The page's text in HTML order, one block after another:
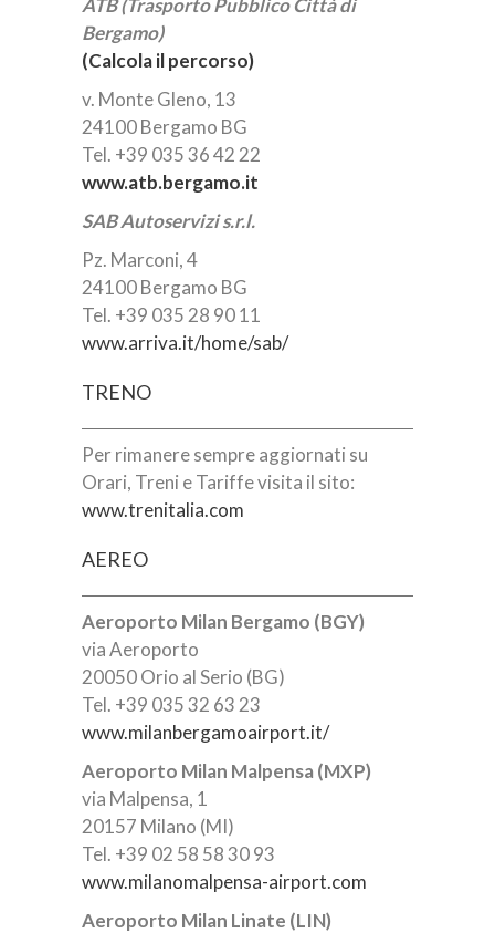
ATB (Trasporto Pubblico Città di
Bergamo)
(Calcola il percorso)
v. Monte Gleno, 13
24100 Bergamo BG
Tel. +39 035 36 42 22
www.atb.bergamo.it
SAB Autoservizi s.r.l.
Pz. Marconi, 4
24100 Bergamo BG
Tel. +39 035 28 90 11
www.arriva.it/home/sab/
TRENO
Per rimanere sempre aggiornati su
Orari, Treni e Tariffe visita il sito:
www.trenitalia.com
AEREO
Aeroporto Milan Bergamo (BGY)
via Aeroporto
20050 Orio al Serio (BG)
Tel. +39 035 32 63 23
www.milanbergamoairport.it/
Aeroporto Milan Malpensa (MXP)
via Malpensa, 1
20157 Milano (MI)
Tel. +39 02 58 58 30 93
www.milanomalpensa-airport.com
Aeroporto Milan Linate (LIN)